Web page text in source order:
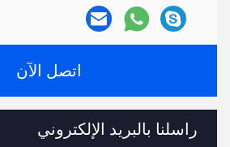
اتصل الآن
راسلنا بالبريد الإلكتروني